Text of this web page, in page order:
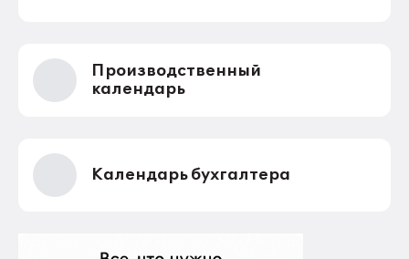
Производственный
календарь
Календарь бухгалтера